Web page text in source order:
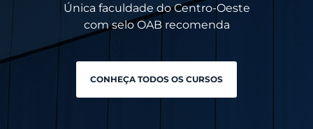
Única faculdade do Centro-Oeste
com selo OAB recomenda
CONHEÇA TODOS OS CURSOS